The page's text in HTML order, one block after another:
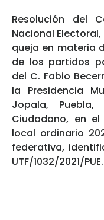
Resolución del
Nacional
queja en materia
de los partidos
del C. Fabio
la Presidencia
Jopala,
Ciudadano, en
local ordinario
federativa,
UTF/1032/2021/PUE.